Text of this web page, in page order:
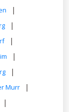
|
|
|
|
|
Murr |
|